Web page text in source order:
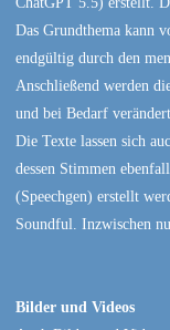
Das Grundthema kann
endgültig durch den
Anschließend werden
und bei Bedarf verändert.
Die Texte lassen sich
dessen Stimmen
(Speechgen) erstellt
Soundful. Inzwischen
Bilder und Videos